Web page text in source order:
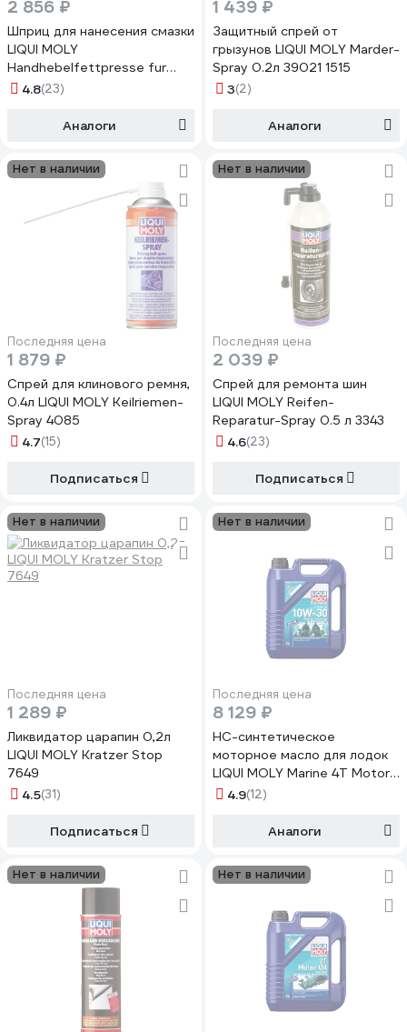
2 856 ₽
Шприц для нанесения смазки
LIQUI MOLY
Handhebelfettpresse fur
Kartuschen 5310
4.8(23)
Аналоги
1 439 ₽
Защитный спрей от
грызунов LIQUI MOLY Marder-
Spray 0.2л 39021 1515
3(2)
Аналоги
Нет в наличии
Последняя цена
1 879 ₽
Спрей для клинового ремня,
0.4л LIQUI MOLY Keilriemen-
Spray 4085
4.7(15)
Подписаться
Нет в наличии
Последняя цена
2 039 ₽
Спрей для ремонта шин
LIQUI MOLY Reifen-
Reparatur-Spray 0.5 л 3343
4.6(23)
Подписаться
Нет в наличии
Последняя цена
1 289 ₽
Ликвидатор царапин 0,2л
LIQUI MOLY Kratzer Stop
7649
4.5(31)
Подписаться
Нет в наличии
Последняя цена
8 129 ₽
НС-синтетическое
моторное масло для лодок
LIQUI MOLY Marine 4T Motor
Oil 10W-30 SL 5л 25023
4.9(12)
Аналоги
Нет в наличии Нет в наличии